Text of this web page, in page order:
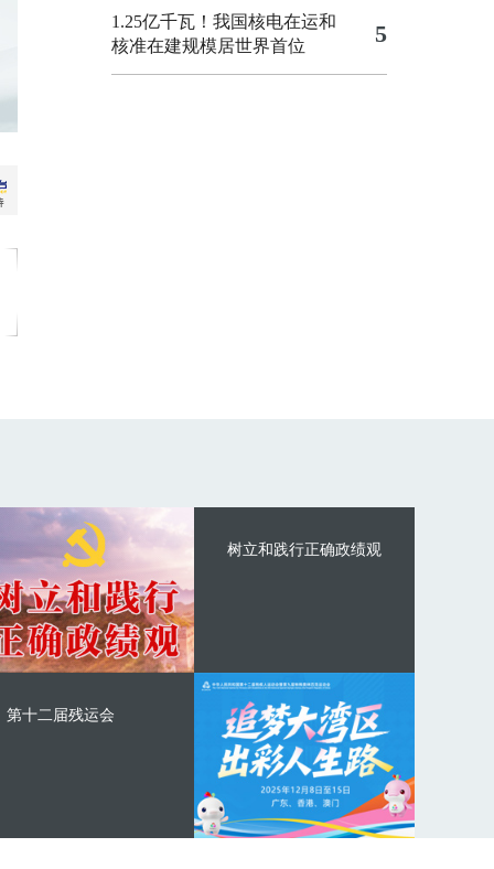
1.25亿千瓦！我国核电在运和
核准在建规模居世界首位
5
树立和践行正确政绩观
第十二届残运会